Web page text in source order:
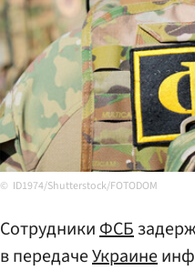
ID1974/Shutterstock/FOTODOM
СотрудникиФСБ
в передачеУкраине